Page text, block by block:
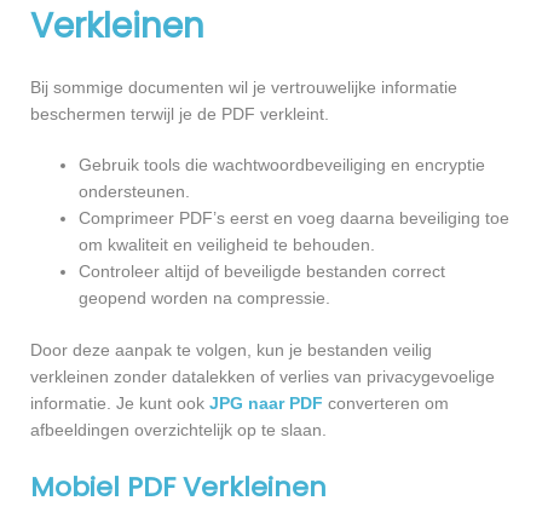
Verkleinen
Bij sommige documenten wil je vertrouwelijke informatie
beschermen terwijl je de PDF verkleint.
Gebruik tools die wachtwoordbeveiliging en encryptie
ondersteunen.
Comprimeer PDF’s eerst en voeg daarna beveiliging toe
om kwaliteit en veiligheid te behouden.
Controleer altijd of beveiligde bestanden correct
geopend worden na compressie.
Door deze aanpak te volgen, kun je bestanden veilig
verkleinen zonder datalekken of verlies van privacygevoelige
informatie. Je kunt ook JPG naar PDF converteren om
afbeeldingen overzichtelijk op te slaan.
Mobiel PDF Verkleinen